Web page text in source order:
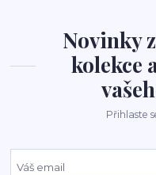
Novinky
kolekce
Přihlaste